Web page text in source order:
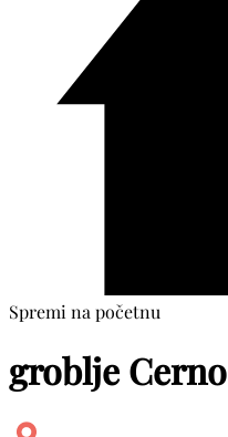
Spremi na početnu
groblje Cerno